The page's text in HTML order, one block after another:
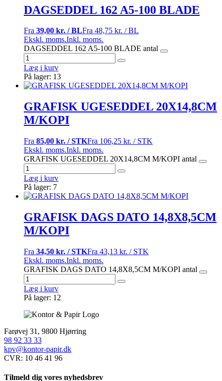
DAGSEDDEL 162 A5-100 BLADE
Fra 39,00 kr. / BLFra 48,75 kr. / BL
Ekskl. moms.Inkl. moms.
DAGSEDDEL 162 A5-100 BLADE antal
Læg i kurv
På lager: 13
GRAFISK UGESEDDEL 20X14,8CM
M/KOPI
Fra 85,00 kr. / STKFra 106,25 kr. / STK
Ekskl. moms.Inkl. moms.
GRAFISK UGESEDDEL 20X14,8CM M/KOPI antal
Læg i kurv
På lager: 7
GRAFISK DAGS DATO 14,8X8,5CM
M/KOPI
Fra 34,50 kr. / STKFra 43,13 kr. / STK
Ekskl. moms.Inkl. moms.
GRAFISK DAGS DATO 14,8X8,5CM M/KOPI antal
Læg i kurv
På lager: 12
Farøvej 31, 9800 Hjørring
98 92 33 33
kpv@kontor-papir.dk
CVR: 10 46 41 96
Tilmeld dig vores nyhedsbrev